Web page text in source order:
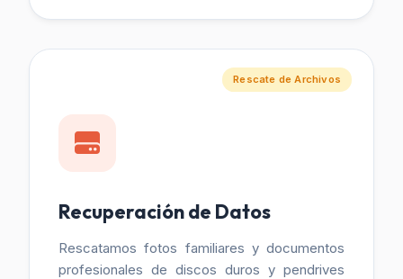
Rescate de Archivos
Recuperación de Datos
Rescatamos fotos familiares y documentos
profesionales de discos duros y pendrives